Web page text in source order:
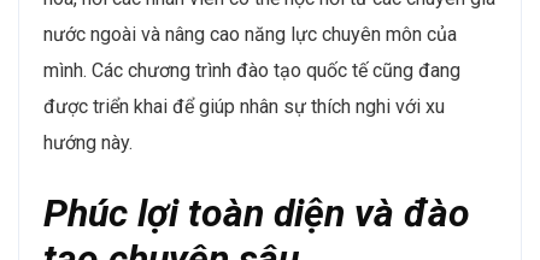
Trong năm 2024, thị trường bất động sản và xây dựng
đang ghi nhận sự gia tăng mạnh về các dự án hạ tầng
đô thị và khu công nghiệp. Các vị trí kỹ thuật cao cấp
như kỹ sư xây dựng, kỹ sư vật liệu, chuyên gia BIM, và
quản lý dự án đang trở nên cấp thiết khi các doanh
nghiệp cần đảm bảo chất lượng thi công trong thời
gian ngắn. Sự tăng tốc của các dự án nhà ở xã hội và